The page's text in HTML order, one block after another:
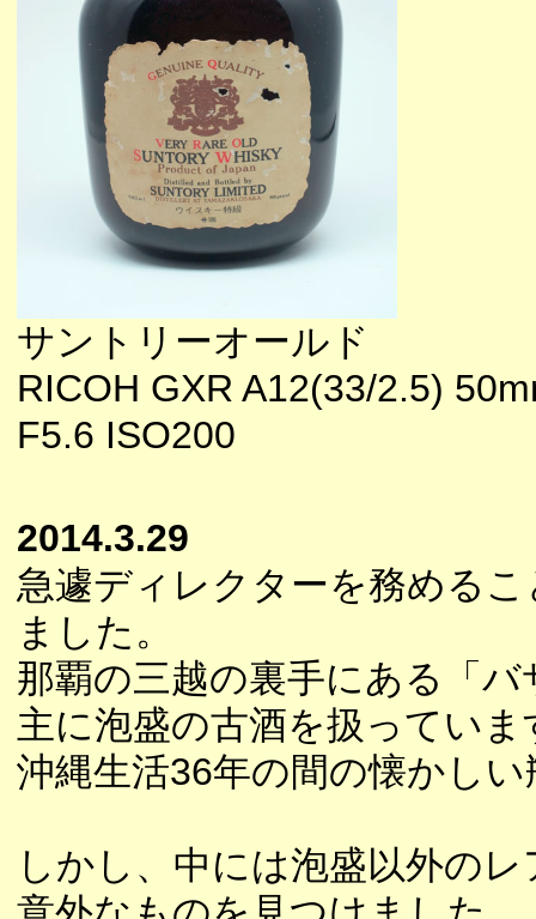
サントリーオールド
RICOH GXR A12(33/2.5)
F5.6 ISO200
2014.3.29
急遽ディレクターを務める
ました。
那覇の三越の裏手にある「
主に泡盛の古酒を扱っていま
沖縄生活36年の間の懐かし
しかし、中には泡盛以外の